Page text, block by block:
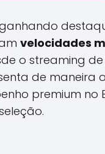
velocidades
o streaming
de maneira
premium no